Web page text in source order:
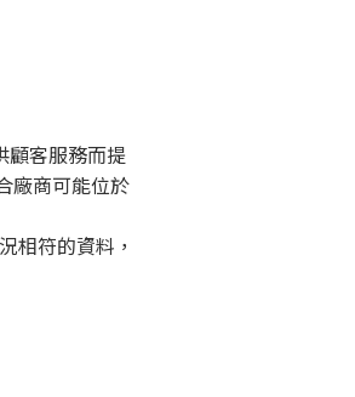
顧客服務而提
廠商可能位於
相符的資料，